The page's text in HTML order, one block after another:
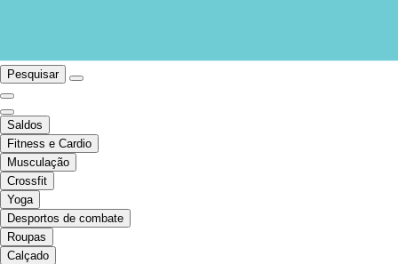
Pesquisar
Saldos
Fitness e Cardio
Musculação
Crossfit
Yoga
Desportos de combate
Roupas
Calçado